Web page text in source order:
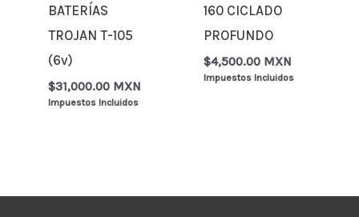
BATERÍAS
TROJAN T-105
(6v)
$31,000.00 MXN
Impuestos Incluidos
160 CICLADO
PROFUNDO
$4,500.00 MXN
Impuestos Incluidos